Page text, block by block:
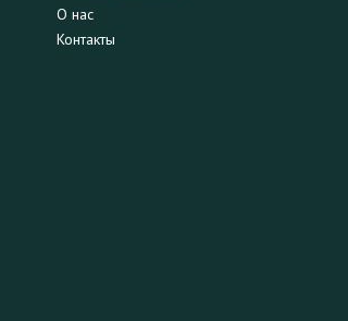
О нас
Контакты